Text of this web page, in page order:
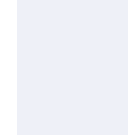
Huyện